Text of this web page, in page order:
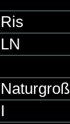
Ris
LN
I